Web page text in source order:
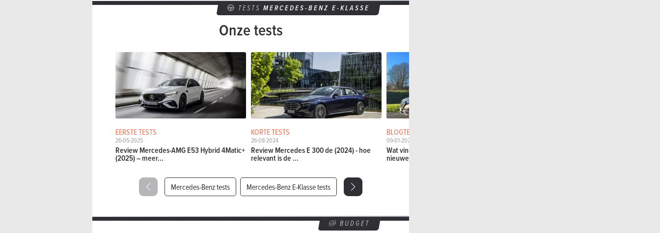
TESTSMERCEDES-BENZ E-KLASSE
Onze tests
EERSTE TESTS
26-05-2025
Review Mercedes-AMG E53 Hybrid 4Matic+
(2025) – meer...
KORTE TESTS
26-08-2024
Review Mercedes E 300 de (2024) - hoe
relevant is de ...
BLOGTESTS
09-01-2024
Wat vind ik leuk en wat jammer aan de
nieuwe Mercedes...
Mercedes-Benz tests Mercedes-Benz E-Klasse tests
BUDGET